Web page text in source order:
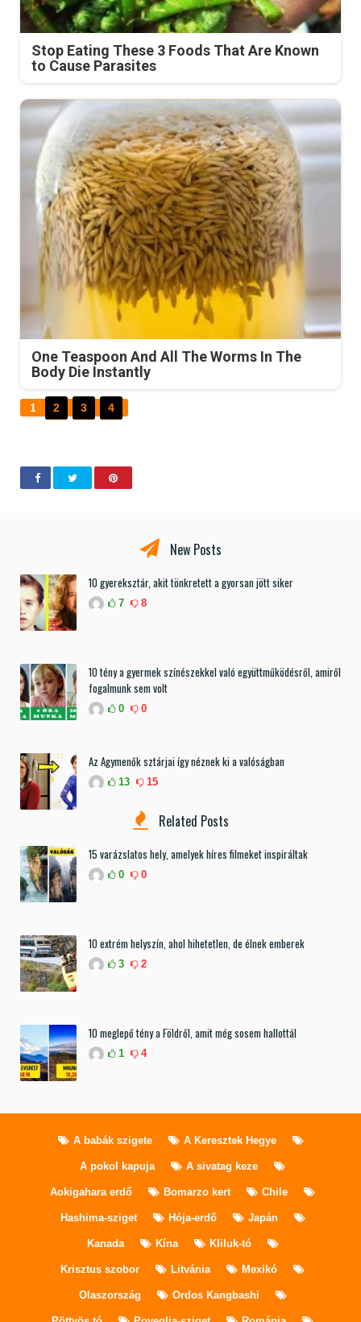
Stop Eating These 3 Foods That Are Known
to Cause Parasites
One Teaspoon And All The Worms In The
Body Die Instantly
1 2 3 4
New Posts
10 gyereksztár, akit tönkretett a gyorsan jött siker
7 8
10 tény a gyermek színészekkel való együttműködésről, amiről
fogalmunk sem volt
0 0
Az Agymenők sztárjai így néznek ki a valóságban
13 15
Related Posts
15 varázslatos hely, amelyek híres filmeket inspiráltak
0 0
10 extrém helyszín, ahol hihetetlen, de élnek emberek
3 2
10 meglepő tény a Földről, amit még sosem hallottál
1 4
A babák szigete A Keresztek Hegye
A pokol kapuja A sivatag keze
Aokigahara erdő Bomarzo kert Chile
Hashima-sziget Hója-erdő Japán
Kanada Kína Kliluk-tó
Krisztus szobor Litvánia Mexikó
Olaszország Ordos Kangbashi